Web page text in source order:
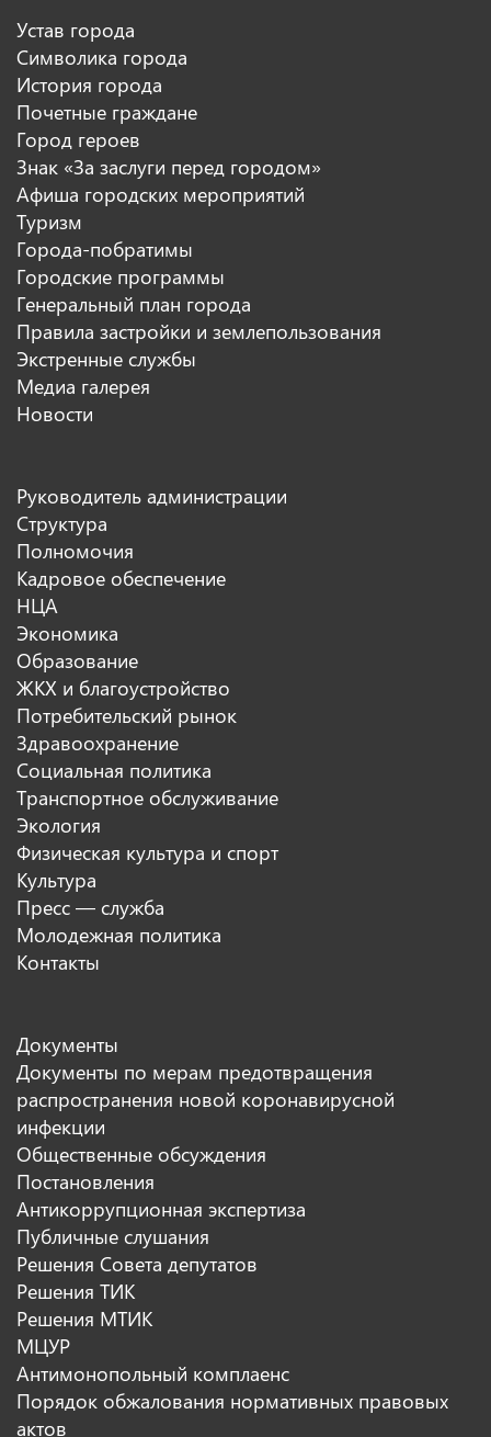
Устав города
Символика города
История города
Почетные граждане
Город героев
Знак «За заслуги перед городом»
Афиша городских мероприятий
Туризм
Города-побратимы
Городские программы
Генеральный план города
Правила застройки и землепользования
Экстренные службы
Медиа галерея
Новости
Руководитель администрации
Структура
Полномочия
Кадровое обеспечение
НЦА
Экономика
Образование
ЖКХ и благоустройство
Потребительский рынок
Здравоохранение
Социальная политика
Транспортное обслуживание
Экология
Физическая культура и спорт
Культура
Пресс — служба
Молодежная политика
Контакты
Документы
Документы по мерам предотвращения
распространения новой коронавирусной
инфекции
Общественные обсуждения
Постановления
Антикоррупционная экспертиза
Публичные слушания
Решения Совета депутатов
Решения ТИК
Решения МТИК
МЦУР
Антимонопольный комплаенс
Порядок обжалования нормативных правовых
актов